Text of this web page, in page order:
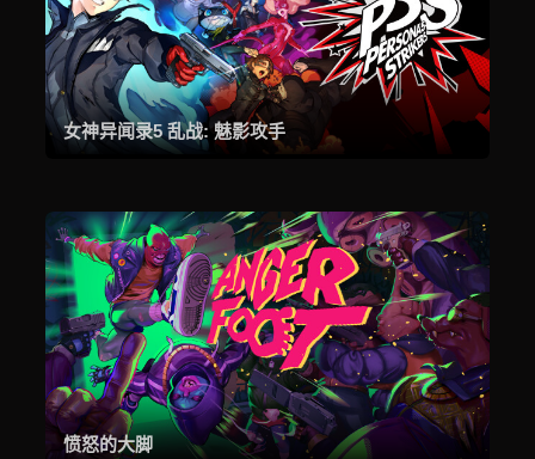
女神异闻录5 乱战: 魅影攻手
愤怒的大脚